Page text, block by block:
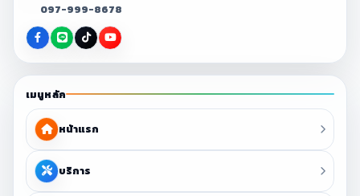
097-999-8678
เมนูหลัก
หน้าแรก
บริการ